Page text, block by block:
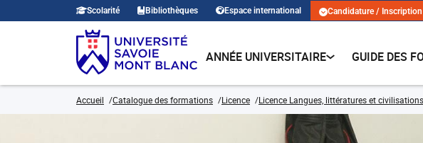
Scolarité Bibliothèques Espace international Candidature / Inscription
ANNÉE UNIVERSITAIRE GUIDE DES
Accueil Catalogue des formations Licence Licence Langues, littératures et